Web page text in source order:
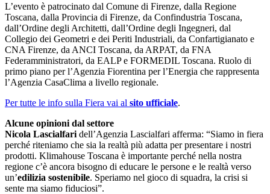
L’evento è patrocinato dal Comune di Firenze, dalla Regione
Toscana, dalla Provincia di Firenze, da Confindustria Toscana,
dall’Ordine degli Architetti, dall’Ordine degli Ingegneri, dal
Collegio dei Geometri e dei Periti Industriali, da Confartigianato e
CNA Firenze, da ANCI Toscana, da ARPAT, da FNA
Federamministratori, da EALP e FORMEDIL Toscana. Ruolo di
primo piano per l’Agenzia Fiorentina per l’Energia che rappresenta
l’Agenzia CasaClima a livello regionale.
Per tutte le info sulla Fiera vai al sito ufficiale.
Alcune opinioni dal settore
Nicola Lascialfari dell’Agenzia Lascialfari afferma: “Siamo in fiera
perché riteniamo che sia la realtà più adatta per presentare i nostri
prodotti. Klimahouse Toscana è importante perché nella nostra
regione c’è ancora bisogno di educare le persone e le realtà verso
un’edilizia sostenibile. Speriamo nel gioco di squadra, la crisi si
sente ma siamo fiduciosi”.